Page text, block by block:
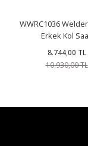
WWRC1036
Erkek Kol
8.744,00 TL
10.930,00 TL